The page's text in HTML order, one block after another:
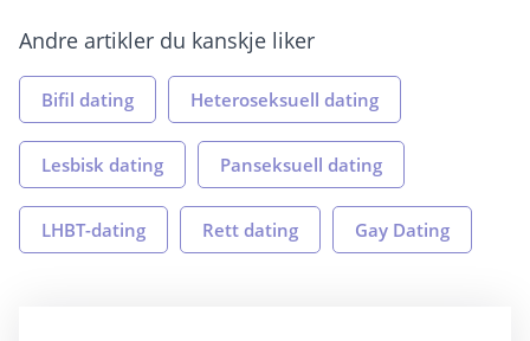
Andre artikler du kanskje liker
Bifil dating Heteroseksuell dating
Lesbisk dating Panseksuell dating
LHBT-dating Rett dating Gay Dating